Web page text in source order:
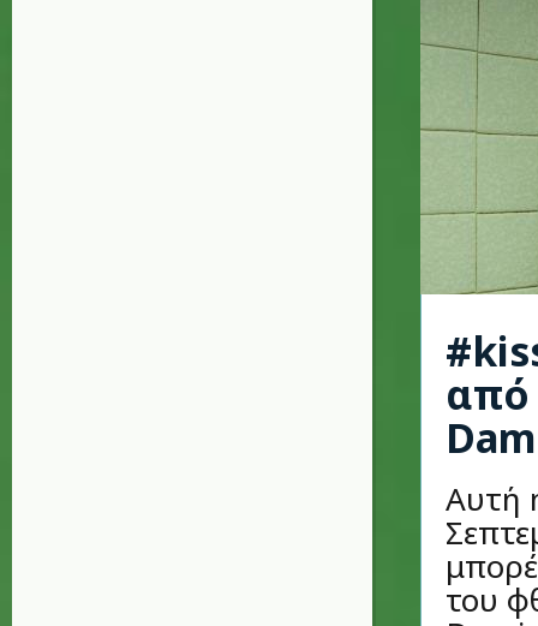
από
Αυτή
του